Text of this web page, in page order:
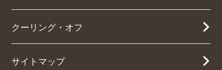
クーリング・オフ
サイトマップ